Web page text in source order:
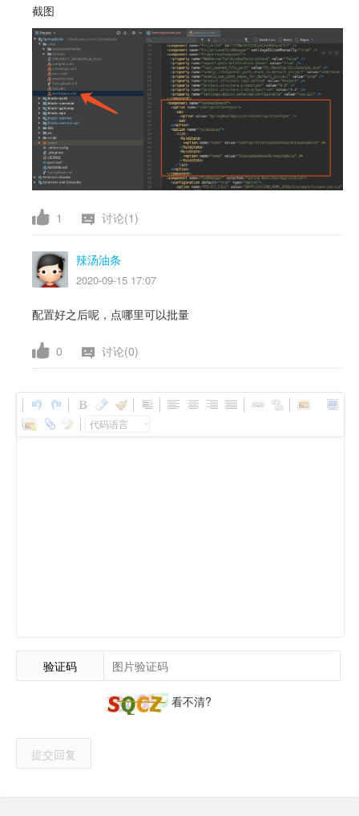
截图
1 讨论(1)
辣汤油条
2020-09-15 17:07
配置好之后呢，点哪里可以批量
0 讨论(0)
代码语言
验证码
看不清?
提交回复